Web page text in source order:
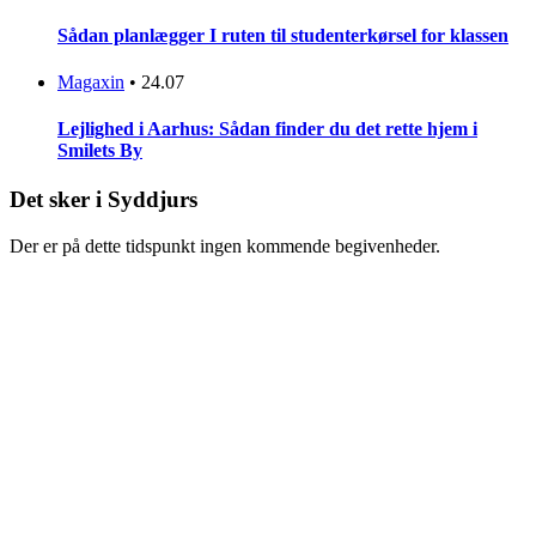
Sådan planlægger I ruten til studenterkørsel for klassen
Magaxin • 24.07
Lejlighed i Aarhus: Sådan finder du det rette hjem i
Smilets By
Det sker i Syddjurs
Der er på dette tidspunkt ingen kommende begivenheder.